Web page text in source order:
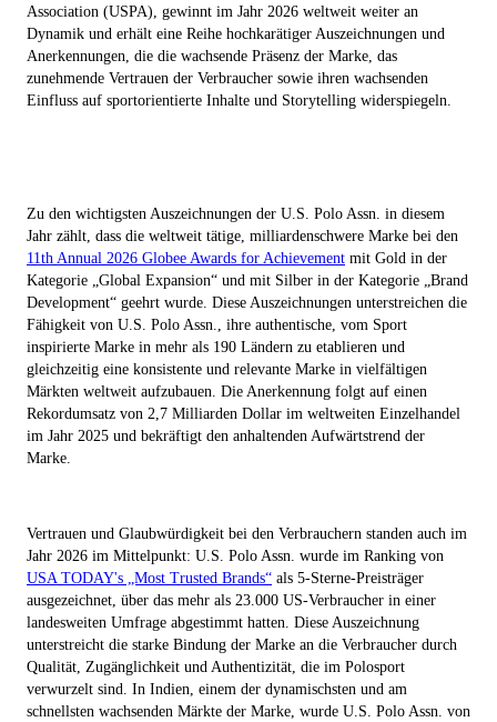
Association (USPA), gewinnt im Jahr 2026 weltweit weiter an
Dynamik und erhält eine Reihe hochkarätiger Auszeichnungen und
Anerkennungen, die die wachsende Präsenz der Marke, das
zunehmende Vertrauen der Verbraucher sowie ihren wachsenden
Einfluss auf sportorientierte Inhalte und Storytelling widerspiegeln.
Zu den wichtigsten Auszeichnungen der U.S. Polo Assn. in diesem
Jahr zählt, dass die weltweit tätige, milliardenschwere Marke bei den
11th Annual 2026 Globee Awards for Achievement mit Gold in der
Kategorie „Global Expansion“ und mit Silber in der Kategorie „Brand
Development“ geehrt wurde. Diese Auszeichnungen unterstreichen die
Fähigkeit von U.S. Polo Assn., ihre authentische, vom Sport
inspirierte Marke in mehr als 190 Ländern zu etablieren und
gleichzeitig eine konsistente und relevante Marke in vielfältigen
Märkten weltweit aufzubauen. Die Anerkennung folgt auf einen
Rekordumsatz von 2,7 Milliarden Dollar im weltweiten Einzelhandel
im Jahr 2025 und bekräftigt den anhaltenden Aufwärtstrend der
Marke.
Vertrauen und Glaubwürdigkeit bei den Verbrauchern standen auch im
Jahr 2026 im Mittelpunkt: U.S. Polo Assn. wurde im Ranking von
USA TODAY's „Most Trusted Brands“ als 5-Sterne-Preisträger
ausgezeichnet, über das mehr als 23.000 US-Verbraucher in einer
landesweiten Umfrage abgestimmt hatten. Diese Auszeichnung
unterstreicht die starke Bindung der Marke an die Verbraucher durch
Qualität, Zugänglichkeit und Authentizität, die im Polosport
verwurzelt sind. In Indien, einem der dynamischsten und am
schnellsten wachsenden Märkte der Marke, wurde U.S. Polo Assn. von